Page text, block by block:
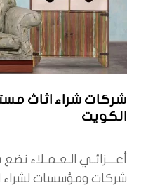
شركات شراء اثاث
الكويت
أعـــزائـي الـعـمـلاء
شركات ومؤسسات لشراء